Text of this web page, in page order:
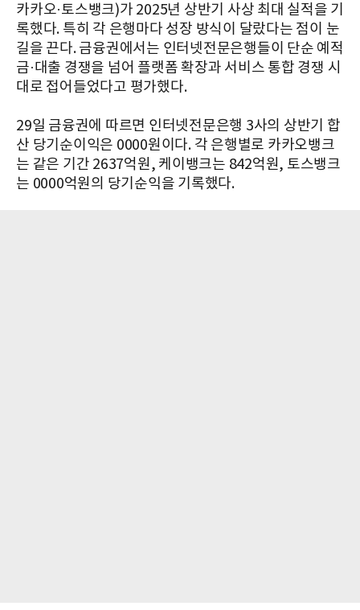
카카오·토스뱅크)가 2025년 상반기 사상 최대 실적을 기
록했다. 특히 각 은행마다 성장 방식이 달랐다는 점이 눈
길을 끈다. 금융권에서는 인터넷전문은행들이 단순 예적
금·대출 경쟁을 넘어 플랫폼 확장과 서비스 통합 경쟁 시
대로 접어들었다고 평가했다.
29일 금융권에 따르면 인터넷전문은행 3사의 상반기 합
산 당기순이익은 0000원이다. 각 은행별로 카카오뱅크
는 같은 기간 2637억원, 케이뱅크는 842억원, 토스뱅크
는 0000억원의 당기순익을 기록했다.